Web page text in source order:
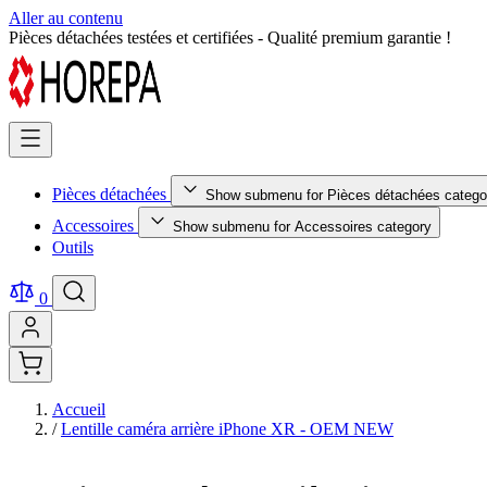
Aller au contenu
Retour facile sous 14 jours - Achetez en toute sérénité !
Pièces détachées Show submenu for Pièces détachées
Accessoires Show submenu for Accessoires category
Outils
0
Accueil
/ Lentille caméra arrière iPhone XR - OEM NEW